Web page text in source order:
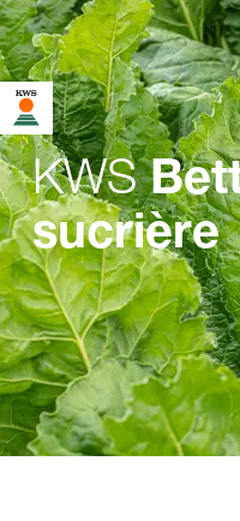
KWS
sucrière